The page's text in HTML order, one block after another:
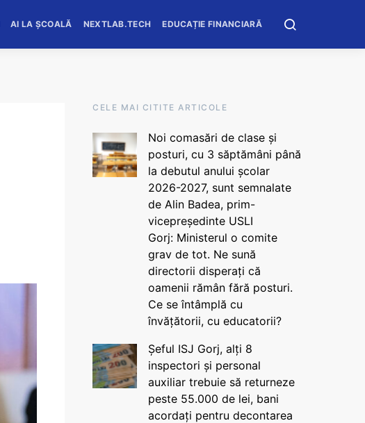
AI LA ȘCOALĂ NEXTLAB.TECH EDUCAȚIE FINANCIARĂ
CELE MAI CITITE ARTICOLE
Noi comasări de clase și
posturi, cu 3 săptămâni până
la debutul anului școlar
2026-2027, sunt semnalate
de Alin Badea, prim-
vicepreședinte USLI
Gorj: Ministerul o comite
grav de tot. Ne sună
directorii disperați că
oamenii rămân fără posturi.
Ce se întâmplă cu
învățătorii, cu educatorii?
Șeful ISJ Gorj, alți 8
inspectori și personal
auxiliar trebuie să returneze
peste 55.000 de lei, bani
acordați pentru decontarea